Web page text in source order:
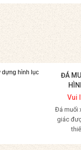
ĐÁ
Vui
Đá muối
giác